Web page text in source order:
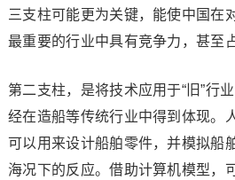
三支柱可能更为关键，能使中国在
最重要的行业中具有竞争力，甚至
第二支柱，是将技术应用于“旧”行
经在造船等传统行业中得到体现。
可以用来设计船舶零件，并模拟船
海况下的反应。借助计算机模型，